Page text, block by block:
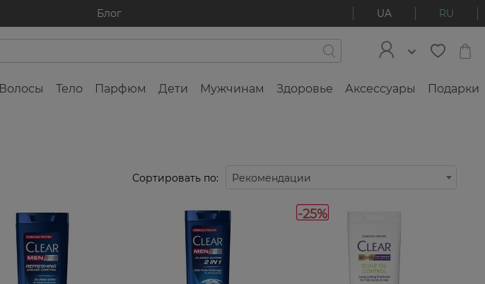
Блог UA RU
Волосы Тело Парфюм Дети Мужчинам Здоровье Аксессуары Подарки
Сортировать по: Рекомендации
-25%